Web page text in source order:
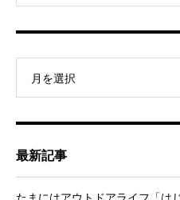
月を選択
最新記事
たまにはアウトドアライフ「は